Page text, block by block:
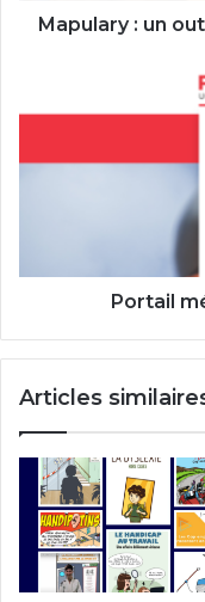
Mapulary : un
Portail
Articles